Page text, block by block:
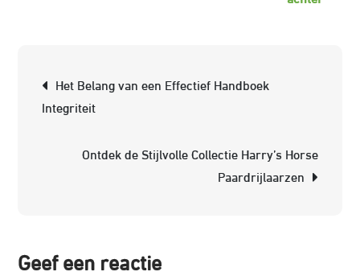
Het Belang van een Effectief Handboek
Integriteit
Ontdek de Stijlvolle Collectie Harry’s Horse
Paardrijlaarzen
Geef een reactie